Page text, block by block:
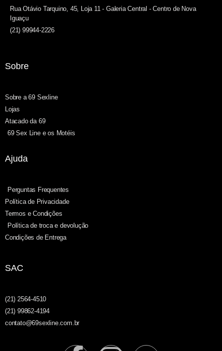
Rua Otávio Tarquino, 45, Loja 11 - Galeria Central - Centro de Nova
Iguaçu
(21) 99944-2226
Sobre
Sobre a 69 Sexline
Lojas
Atacado da 69
69 Sex Line e os Motéis
Ajuda
Perguntas Frequentes
Política de Privacidade
Termos e Condições
Política de troca e devolução
Condições de Entrega
SAC
(21) 2564-4510
(21) 99862-4194
contato@69sexline.com.br